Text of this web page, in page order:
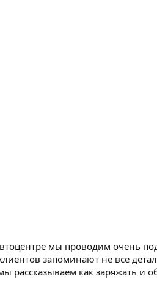
мы проводим очень
запоминают не все
рассказываем как заряжать